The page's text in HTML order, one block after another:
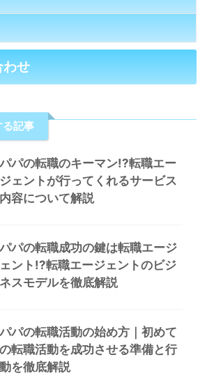
わせ
る記事
パパの転職のキーマン!?転職エー
ジェントが行ってくれるサービス
内容について解説
パパの転職成功の鍵は転職エージ
ェント!?転職エージェントのビジ
ネスモデルを徹底解説
パパの転職活動の始め方｜初めて
の転職活動を成功させる準備と行
動を徹底解説